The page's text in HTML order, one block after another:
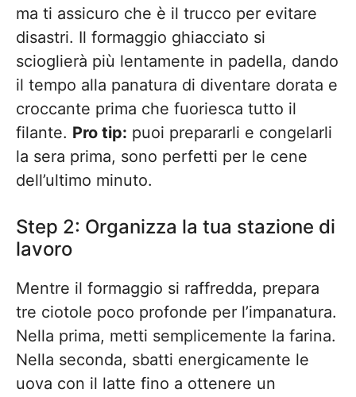
ma ti assicuro che è il trucco per evitare
disastri. Il formaggio ghiacciato si
scioglierà più lentamente in padella, dando
il tempo alla panatura di diventare dorata e
croccante prima che fuoriesca tutto il
filante. Pro tip: puoi prepararli e congelarli
la sera prima, sono perfetti per le cene
dell’ultimo minuto.
Step 2: Organizza la tua stazione di
lavoro
Mentre il formaggio si raffredda, prepara
tre ciotole poco profonde per l’impanatura.
Nella prima, metti semplicemente la farina.
Nella seconda, sbatti energicamente le
uova con il latte fino a ottenere un